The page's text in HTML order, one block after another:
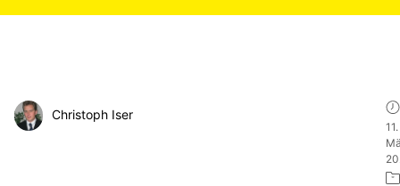
Christoph Iser
11.